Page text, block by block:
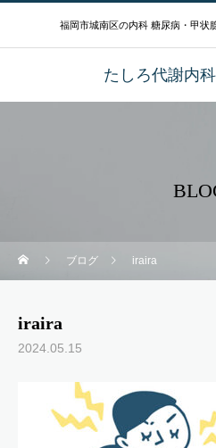
福岡市城南区の内科 糖尿病・甲状
たしろ代謝内
ブログ iraira
iraira
2024.05.15